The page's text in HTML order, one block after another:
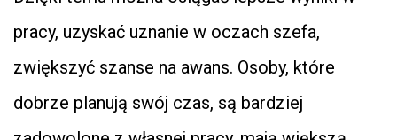
pracy, uzyskać uznanie w oczach szefa,
zwiększyć szanse na awans. Osoby, które
dobrze planują swój czas, są bardziej